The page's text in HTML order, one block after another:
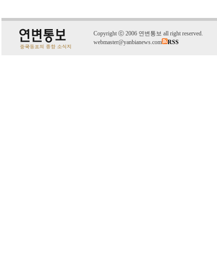
Copyright ⓒ 2006 연변통보 all right reserved.
webmaster@yanbianews.com
RSS